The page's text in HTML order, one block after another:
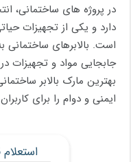
در پروژه های ساختمانی،
دارد و یکی از تجهیزات
است. بالابرهای ساختمانی
جابجایی مواد و تجهیزات
بهترین مارک بالابر
ایمنی و دوام را برای